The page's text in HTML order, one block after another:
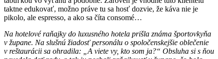
taktne edukovať, možno práve tu sa hosť dozvie, že káva nie je
pikolo, ale espresso, a ako sa číta consomé…
Na hotelové raňajky do luxusného hotela prišla známa športovkyňa
v župane. Na slušnú žiadosť personálu o spoločenskejšie oblečenie
v reštaurácii sa ohradila: „A viete vy, kto som ja?“ Obsluha si s ňou